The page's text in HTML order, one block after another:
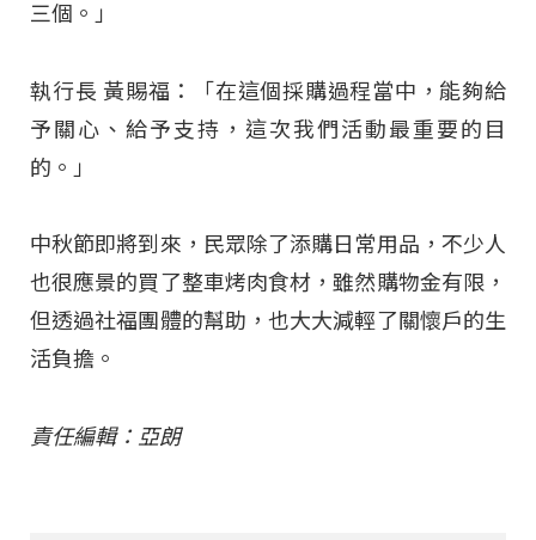
三個。」
執行長 黃賜福：「在這個採購過程當中，能夠給
予關心、給予支持，這次我們活動最重要的目
的。」
中秋節即將到來，民眾除了添購日常用品，不少人
也很應景的買了整車烤肉食材，雖然購物金有限，
但透過社福團體的幫助，也大大減輕了關懷戶的生
活負擔。
責任編輯：亞朗